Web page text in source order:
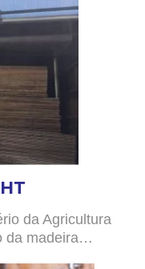
da Agricultura
da madeira…